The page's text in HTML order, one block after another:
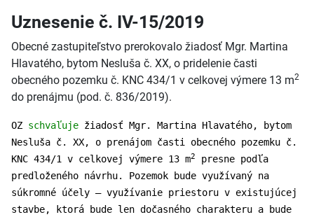
Uznesenie č. IV-15/2019
Obecné zastupiteľstvo prerokovalo žiadosť Mgr. Martina
Hlavatého, bytom Nesluša č. XX, o pridelenie časti
obecného pozemku č. KNC 434/1 v celkovej výmere 13 m2
do prenájmu (pod. č. 836/2019).
OZ schvaľuje žiadosť Mgr. Martina Hlavatého, bytom
Nesluša č. XX, o prenájom časti obecného pozemku č.
KNC 434/1 v celkovej výmere 13 m2
presne podľa
predloženého návrhu. Pozemok bude využívaný na
súkromné účely – využívanie priestoru v existujúcej
stavbe, ktorá bude len dočasného charakteru a bude